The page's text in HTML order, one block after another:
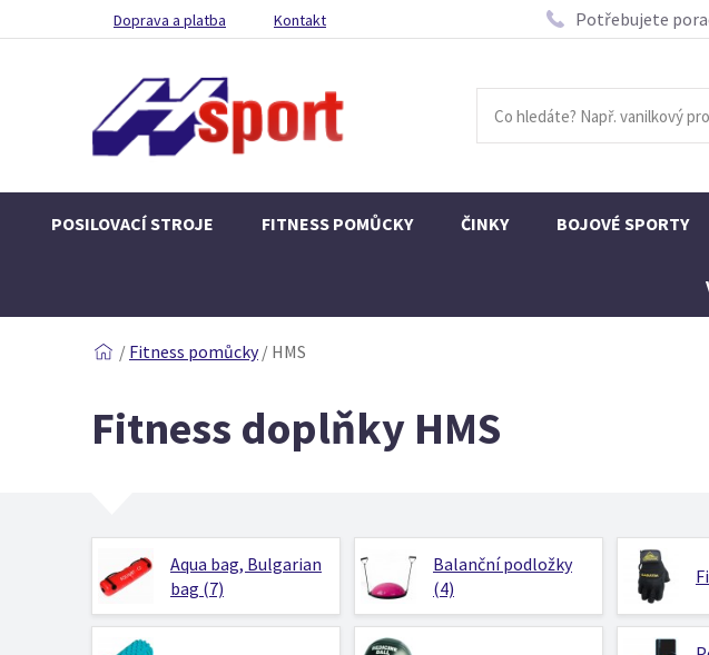
Doprava a platba Kontakt Potřebujete
POSILOVACÍ STROJE FITNESS POMŮCKY ČINKY BOJOVÉ SPORTY
/ Fitness pomůcky / HMS
Fitness doplňky HMS
Aqua bag, Bulgarian
bag (7)
Balanční podložky
(4)